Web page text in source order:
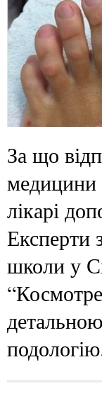
За що
медицини
лікарі
Експерти
школи у